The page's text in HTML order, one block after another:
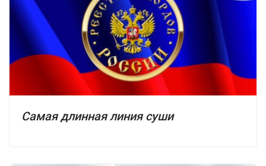
Самая длинная линия суши